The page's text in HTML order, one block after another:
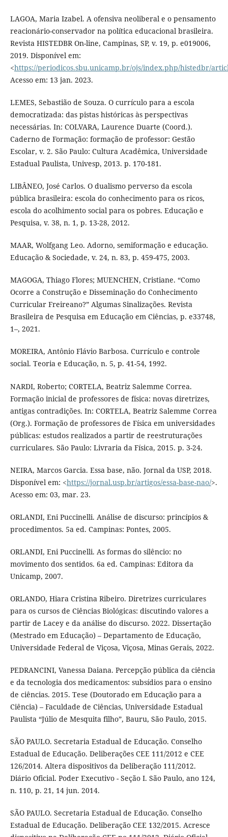
LAGOA, Maria Izabel. A ofensiva neoliberal e o pensamento
reacionário-conservador na política educacional brasileira.
Revista HISTEDBR On-line, Campinas, SP, v. 19, p. e019006,
2019. Disponível em:
<https://periodicos.sbu.unicamp.br/ojs/index.php/histedbr/
Acesso em: 13 jan. 2023.
LEMES, Sebastião de Souza. O currículo para a escola
democratizada: das pistas históricas às perspectivas
necessárias. In: COLVARA, Laurence Duarte (Coord.).
Caderno de Formação: formação de professor: Gestão
Escolar, v. 2. São Paulo: Cultura Acadêmica, Universidade
Estadual Paulista, Univesp, 2013. p. 170-181.
LIBÂNEO, José Carlos. O dualismo perverso da escola
pública brasileira: escola do conhecimento para os ricos,
escola do acolhimento social para os pobres. Educação e
Pesquisa, v. 38, n. 1, p. 13-28, 2012.
MAAR, Wolfgang Leo. Adorno, semiformação e educação.
Educação & Sociedade, v. 24, n. 83, p. 459-475, 2003.
MAGOGA, Thiago Flores; MUENCHEN, Cristiane. “Como
Ocorre a Construção e Disseminação do Conhecimento
Curricular Freireano?” Algumas Sinalizações. Revista
Brasileira de Pesquisa em Educação em Ciências, p. e33748,
1–, 2021.
MOREIRA, Antônio Flávio Barbosa. Currículo e controle
social. Teoria e Educação, n. 5, p. 41-54, 1992.
NARDI, Roberto; CORTELA, Beatriz Salemme Correa.
Formação inicial de professores de física: novas diretrizes,
antigas contradições. In: CORTELA, Beatriz Salemme Correa
(Org.). Formação de professores de Física em universidades
públicas: estudos realizados a partir de reestruturações
curriculares. São Paulo: Livraria da Física, 2015. p. 3-24.
NEIRA, Marcos Garcia. Essa base, não. Jornal da USP, 2018.
Disponível em: <https://jornal.usp.br/artigos/essa-base-nao/>.
Acesso em: 03, mar. 23.
ORLANDI, Eni Puccinelli. Análise de discurso: princípios &
procedimentos. 5a ed. Campinas: Pontes, 2005.
ORLANDI, Eni Puccinelli. As formas do silêncio: no
movimento dos sentidos. 6a ed. Campinas: Editora da
Unicamp, 2007.
ORLANDO, Hiara Cristina Ribeiro. Diretrizes curriculares
para os cursos de Ciências Biológicas: discutindo valores a
partir de Lacey e da análise do discurso. 2022. Dissertação
(Mestrado em Educação) – Departamento de Educação,
Universidade Federal de Viçosa, Viçosa, Minas Gerais, 2022.
PEDRANCINI, Vanessa Daiana. Percepção pública da ciência
e da tecnologia dos medicamentos: subsídios para o ensino
de ciências. 2015. Tese (Doutorado em Educação para a
Ciência) – Faculdade de Ciências, Universidade Estadual
Paulista “Júlio de Mesquita filho”, Bauru, São Paulo, 2015.
SÃO PAULO. Secretaria Estadual de Educação. Conselho
Estadual de Educação. Deliberações CEE 111/2012 e CEE
126/2014. Altera dispositivos da Deliberação 111/2012.
Diário Oficial. Poder Executivo - Seção I. São Paulo, ano 124,
n. 110, p. 21, 14 jun. 2014.
SÃO PAULO. Secretaria Estadual de Educação. Conselho
Estadual de Educação. Deliberação CEE 132/2015. Acresce